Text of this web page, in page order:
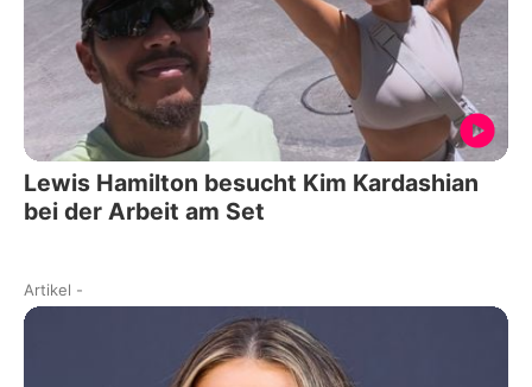
Lewis Hamilton besucht Kim Kardashian
bei der Arbeit am Set
Artikel -